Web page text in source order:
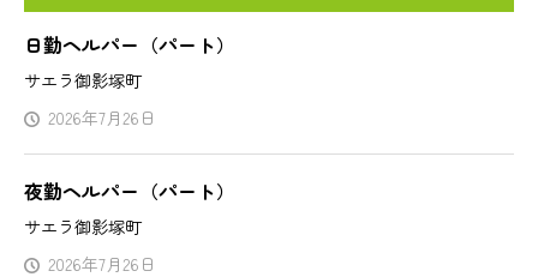
日勤ヘルパー（パート）
サエラ御影塚町
2026年7月26日
夜勤ヘルパー（パート）
サエラ御影塚町
2026年7月26日